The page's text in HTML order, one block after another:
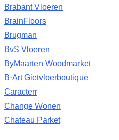
Brabant Vloeren
BrainFloors
Brugman
BvS Vloeren
ByMaarten Woodmarket
B·Art Gietvloerboutique
Caracterr
Change Wonen
Chateau Parket